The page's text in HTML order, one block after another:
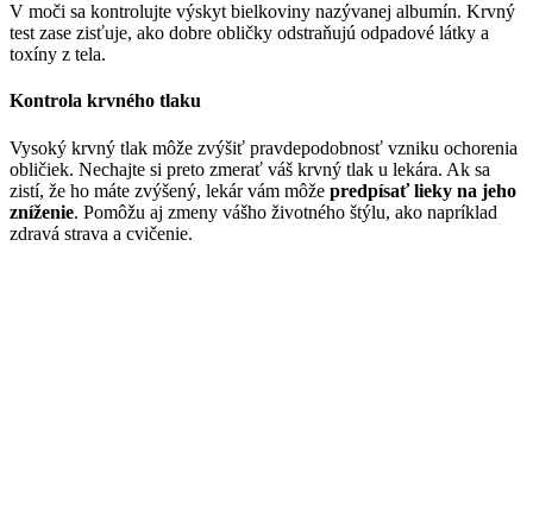
V moči sa kontrolujte výskyt bielkoviny nazývanej albumín. Krvný
test zase zisťuje, ako dobre obličky odstraňujú odpadové látky a
toxíny z tela.
Kontrola krvného tlaku
Vysoký krvný tlak môže zvýšiť pravdepodobnosť vzniku ochorenia
obličiek. Nechajte si preto zmerať váš krvný tlak u lekára. Ak sa
zistí, že ho máte zvýšený, lekár vám môže predpísať lieky na jeho
zníženie. Pomôžu aj zmeny vášho životného štýlu, ako napríklad
zdravá strava a cvičenie.